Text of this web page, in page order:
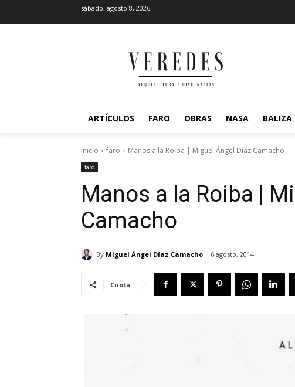
sábado, agosto 8, 2026
ARTÍCULOS FARO OBRAS NASA BALIZA
Inicio faro Manos a la Roiba | Miguel Ángel Díaz Camacho
faro
Manos a la Roiba |
Camacho
By Miguel Ángel Díaz Camacho 6 agosto, 2014
Cuota